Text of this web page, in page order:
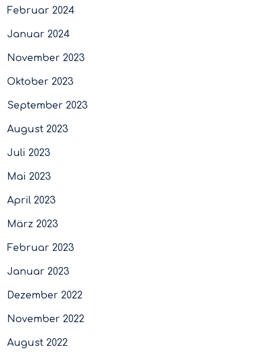
Februar 2024
Januar 2024
November 2023
Oktober 2023
September 2023
August 2023
Juli 2023
Mai 2023
April 2023
März 2023
Februar 2023
Januar 2023
Dezember 2022
November 2022
August 2022